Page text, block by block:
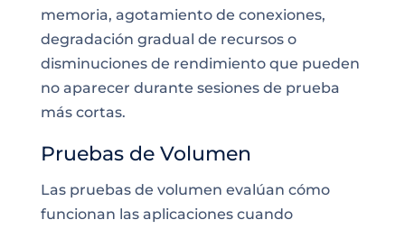
memoria, agotamiento de conexiones,
degradación gradual de recursos o
disminuciones de rendimiento que pueden
no aparecer durante sesiones de prueba
más cortas.
Pruebas de Volumen
Las pruebas de volumen evalúan cómo
funcionan las aplicaciones cuando